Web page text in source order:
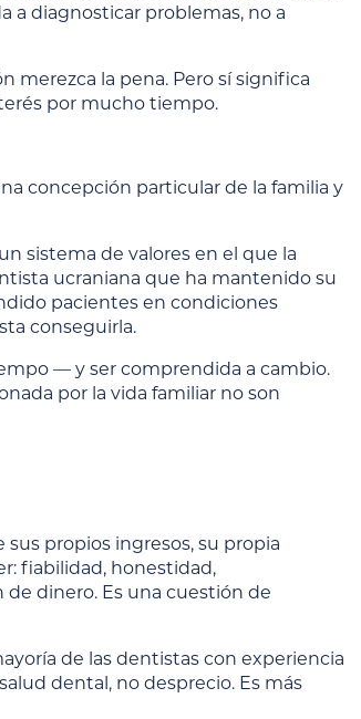
a diagnosticar problemas, no a
merezca la pena. Pero sí significa
por mucho tiempo.
concepción particular de la familia y
sistema de valores en el que la
ucraniana que ha mantenido su
pacientes en condiciones
conseguirla.
— y ser comprendida a cambio.
por la vida familiar no son
propios ingresos, su propia
fiabilidad, honestidad,
dinero. Es una cuestión de
de las dentistas con experiencia
dental, no desprecio. Es más